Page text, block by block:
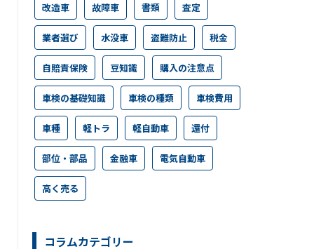
改造車 故障車 書類 査定
業者選び 水没車 盗難防止 税金
自賠責保険 豆知識 購入の注意点
車検の基礎知識 車検の種類 車検費用
車種 軽トラ 軽自動車 還付
部位・部品 金融車 電気自動車
高く売る
コラムカテゴリー